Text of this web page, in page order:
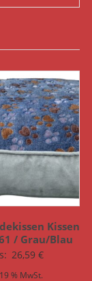
Kissen
/ Grau/Blau
26,59 €
% MwSt.